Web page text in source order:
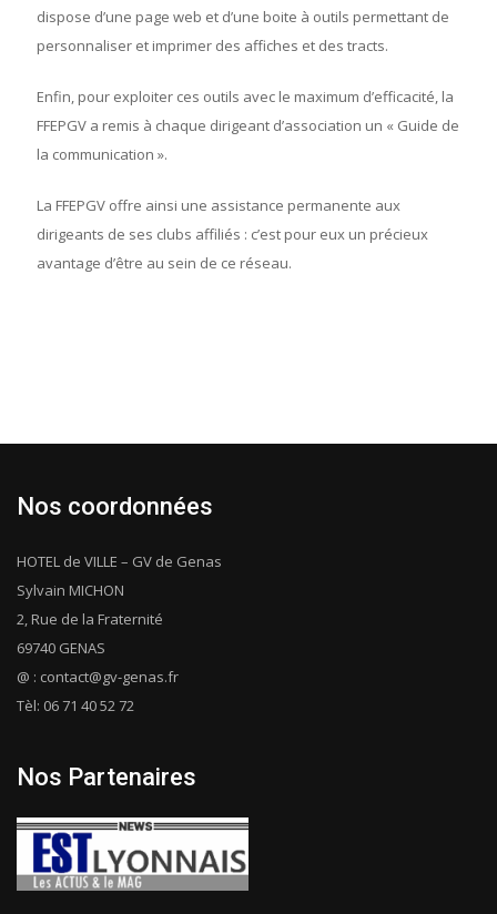
dispose d’une page web et d’une boite à outils permettant de
personnaliser et imprimer des affiches et des tracts.
Enfin, pour exploiter ces outils avec le maximum d’efficacité, la
FFEPGV a remis à chaque dirigeant d’association un « Guide de
la communication ».
La FFEPGV offre ainsi une assistance permanente aux
dirigeants de ses clubs affiliés : c’est pour eux un précieux
avantage d’être au sein de ce réseau.
Nos coordonnées
HOTEL de VILLE – GV de Genas
Sylvain MICHON
2, Rue de la Fraternité
69740 GENAS
@ : contact@gv-genas.fr
Tèl: 06 71 40 52 72
Nos Partenaires